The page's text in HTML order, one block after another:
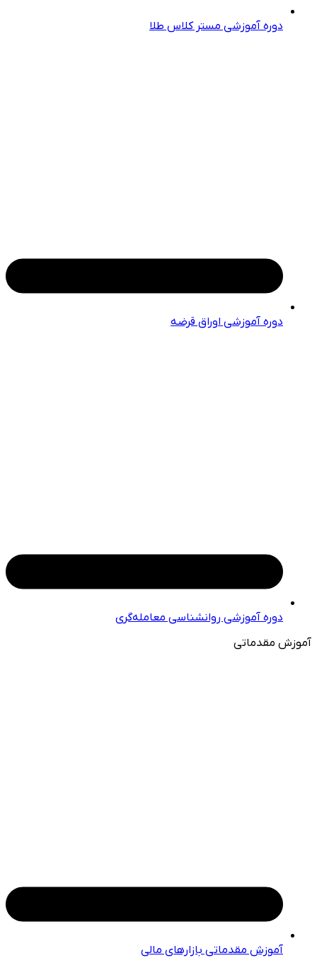
دوره آموزشی مستر کلاس طلا
دوره آموزشی اوراق قرضه
دوره آموزشی روانشناسی معامله‌گری
آموزش مقدماتی
آموزش مقدماتی بازارهای مالی